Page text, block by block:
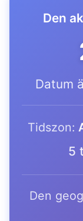
Den
Datum
Tidszon:
5
Den